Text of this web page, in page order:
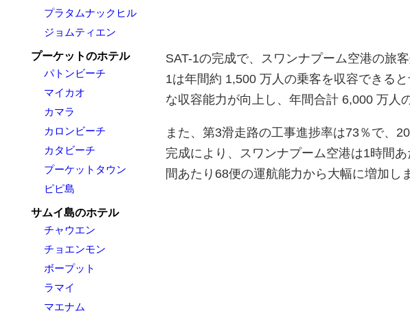
プラタムナックヒル
ジョムティエン
プーケットのホテル
パトンビーチ
マイカオ
カマラ
カロンビーチ
カタビーチ
プーケットタウン
ピピ島
サムイ島のホテル
チャウエン
チョエンモン
ボープット
ラマイ
マエナム
SAT-1の完成で、スワンナプーム空港の旅
1は年間約 1,500 万人の乗客を収容できる
な収容能力が向上し、年間合計 6,000 万人
また、第3滑走路の工事進捗率は73％で、
完成により、スワンナプーム空港は1時間
間あたり68便の運航能力から大幅に増加し